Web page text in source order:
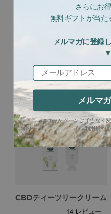
¥1,990
詳しく見る
Sold out
CBDティーツリークリーム
さらにお
無料ギフトが当た
メルマガに登録
メールアドレス
メルマ
※本キャンペーンは予告なく
※利用規約